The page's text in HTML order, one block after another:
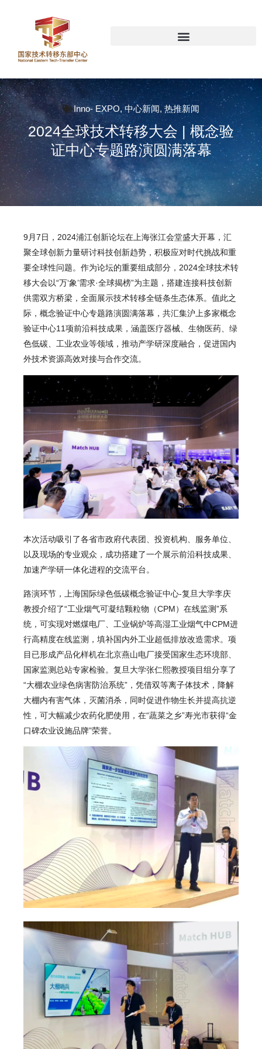
Inno- EXPO,中心新闻,热推新闻
2024全球技术转移大会 | 概念验
证中心专题路演圆满落幕
9月7日，2024浦江创新论坛在上海张江会堂盛大开幕，汇
聚全球创新力量研讨科技创新趋势，积极应对时代挑战和重
要全球性问题。作为论坛的重要组成部分，2024全球技术转
移大会以“万‘象’需求·全球揭榜”为主题，搭建连接科技创新
供需双方桥梁，全面展示技术转移全链条生态体系。值此之
际，概念验证中心专题路演圆满落幕，共汇集沪上多家概念
验证中心11项前沿科技成果，涵盖医疗器械、生物医药、绿
色低碳、工业农业等领域，推动产学研深度融合，促进国内
外技术资源高效对接与合作交流。
本次活动吸引了各省市政府代表团、投资机构、服务单位、
以及现场的专业观众，成功搭建了一个展示前沿科技成果、
加速产学研一体化进程的交流平台。
路演环节，上海国际绿色低碳概念验证中心-复旦大学李庆
教授介绍了“工业烟气可凝结颗粒物（CPM）在线监测”系
统，可实现对燃煤电厂、 工业锅炉等高湿工业烟气中CPM进
行高精度在线监测，填补国内外工业超低排放改造需求。项
目已形成产品化样机在北京燕山电厂接受国家生态环境部、
国家监测总站专家检验。复旦大学张仁熙教授项目组分享了
“大棚农业绿色病害防治系统”，凭借双等离子体技术，降解
大棚内有害气体，灭菌消杀，同时促进作物生长并提高抗逆
性，可大幅减少农药化肥使用，在“蔬菜之乡”寿光市获得“金
口碑农业设施品牌”荣誉。